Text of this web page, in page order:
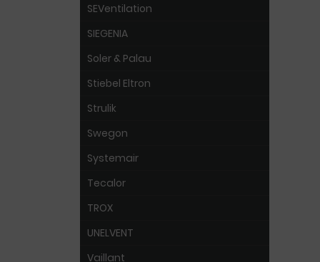
SEVentilation
SIEGENIA
Soler & Palau
Stiebel Eltron
Strulik
Swegon
Systemair
Tecalor
TROX
UNELVENT
Vaillant